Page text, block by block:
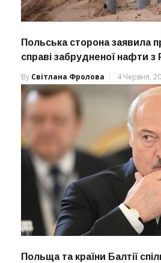
Польська сторона заявила
справі забрудненої нафти з
By Світлана Фролова 4 Червня,
Польща та країни Балтії